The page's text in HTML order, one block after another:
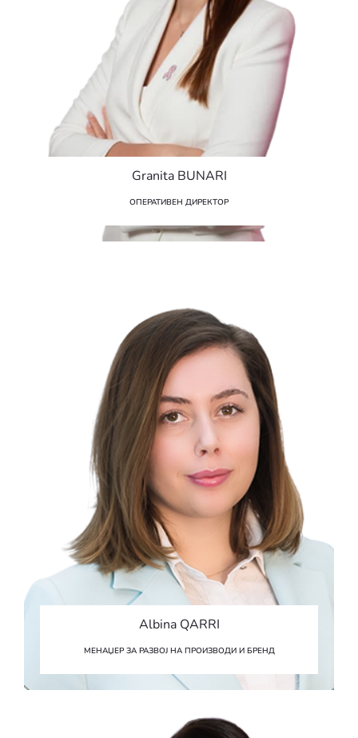
Granita BUNARI
ОПЕРАТИВЕН ДИРЕКТОР
Albina QARRI
МЕНАЏЕР ЗА РАЗВОЈ НА ПРОИЗВОДИ И БРЕНД